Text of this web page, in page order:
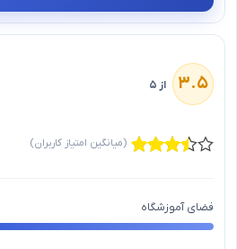
۳.۵ از ۵
(میانگین امتیاز کاربران)
فضای آموزشگاه